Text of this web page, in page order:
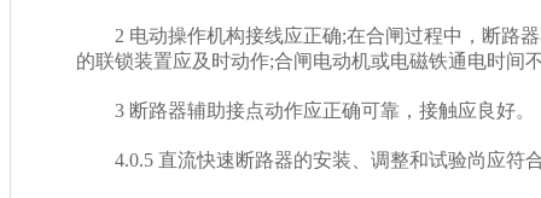
2 电动操作机构接线应正确;在合闸过程中，断路
的联锁装置应及时动作;合闸电动机或电磁铁通电时间不
3 断路器辅助接点动作应正确可靠，接触应良好。
4.0.5 直流快速断路器的安装、调整和试验尚应符合下